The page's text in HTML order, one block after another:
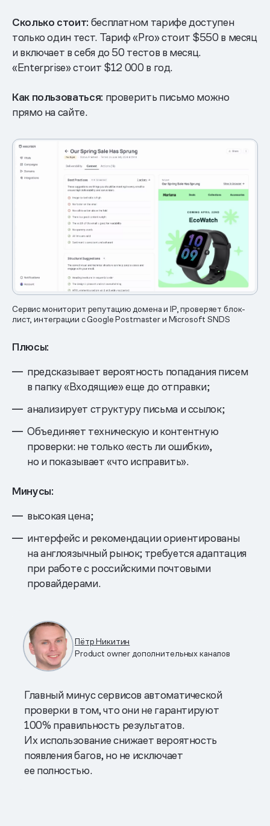
Сколько стоит: бесплатном тарифе доступен
только один тест. Тариф «Pro» стоит $550 в месяц
и включает в себя до 50 тестов в месяц.
«Enterprise» стоит $12 000 в год.
Как пользоваться: проверить письмо можно
прямо на сайте.
Сервис мониторит репутацию домена и IP, проверяет блок-
лист, интеграции с Google Postmaster и Microsoft SNDS
Плюсы:
предсказывает вероятность попадания писем
в папку «Входящие» еще до отправки;
анализирует структуру письма и ссылок;
Объединяет техническую и контентную
проверки: не только «есть ли ошибки»,
но и показывает «что исправить».
Минусы:
высокая цена;
интерфейс и рекомендации ориентированы
на англоязычный рынок; требуется адаптация
при работе с российскими почтовыми
провайдерами.
Пётр Никитин
Product owner дополнительных каналов
Главный минус сервисов автоматической
проверки в том, что они не гарантируют
100% правильность результатов.
Их использование снижает вероятность
появления багов, но не исключает
ее полностью.